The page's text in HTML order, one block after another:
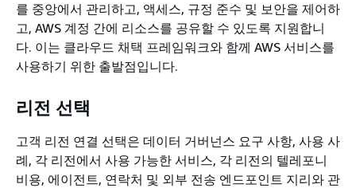
를 중앙에서 관리하고, 액세스, 규정 준수 및 보안을 제어하
고, AWS 계정 간에 리소스를 공유할 수 있도록 지원합니
다. 이는 클라우드 채택 프레임워크와 함께 AWS 서비스를
사용하기 위한 출발점입니다.
리전 선택
고객 리전 연결 선택은 데이터 거버넌스 요구 사항, 사용 사
례, 각 리전에서 사용 가능한 서비스, 각 리전의 텔레포니
비용, 에이전트, 연락처 및 외부 전송 엔드포인트 지리와 관